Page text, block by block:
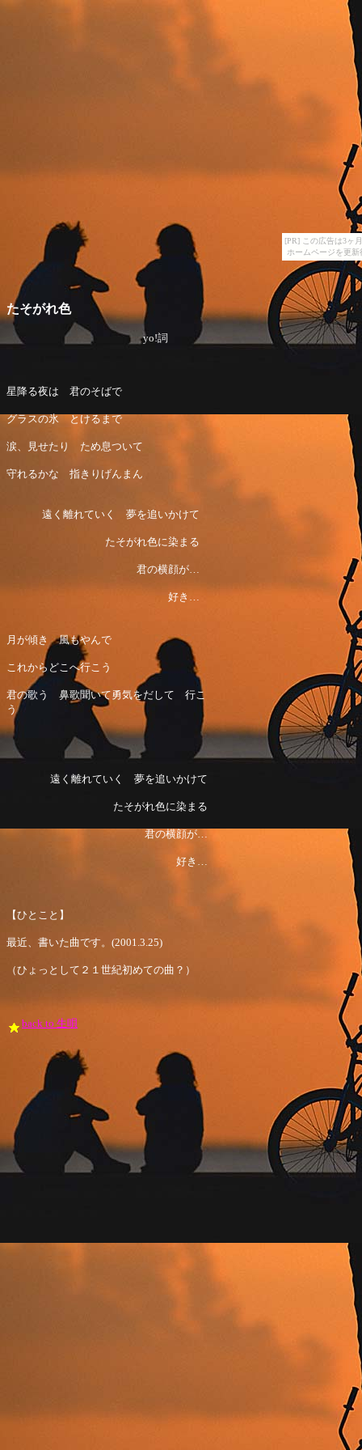
[PR] この広告は3ヶ
ホームページを更
たそがれ色
yo!詞
星降る夜は 君のそばで
グラスの氷 とけるまで
涙、見せたり ため息ついて
守れるかな 指きりげんまん
遠く離れていく 夢を追いかけて
たそがれ色に染まる
君の横顔が…
好き…
月が傾き 風もやんで
これからどこへ行こう
君の歌う 鼻歌聞いて勇気をだして 行こ
う
遠く離れていく 夢を追いかけて
たそがれ色に染まる
君の横顔が…
好き…
【ひとこと】
最近、書いた曲です。(2001.3.25)
（ひょっとして２１世紀初めての曲？）
back to 生唄